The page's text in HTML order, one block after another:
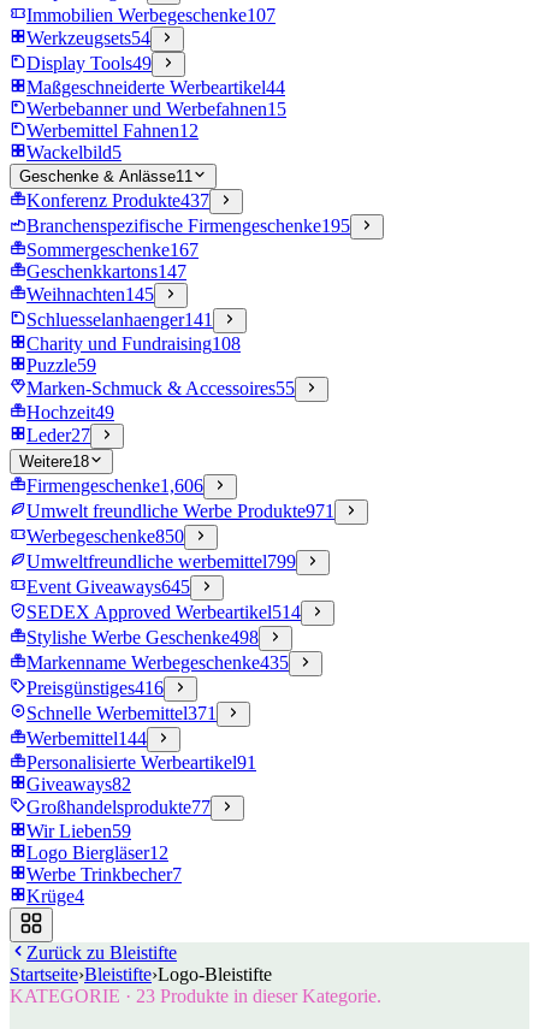
Immobilien Werbegeschenke107
Werkzeugsets54
Display Tools49
Maßgeschneiderte Werbeartikel44
Werbebanner und Werbefahnen15
Werbemittel Fahnen12
Wackelbild5
Geschenke & Anlässe11
Konferenz Produkte437
Branchenspezifische Firmengeschenke195
Sommergeschenke167
Geschenkkartons147
Weihnachten145
Schluesselanhaenger141
Charity und Fundraising108
Puzzle59
Marken-Schmuck & Accessoires55
Hochzeit49
Leder27
Weitere18
Firmengeschenke1,606
Umwelt freundliche Werbe Produkte971
Werbegeschenke850
Umweltfreundliche werbemittel799
Event Giveaways645
SEDEX Approved Werbeartikel514
Stylishe Werbe Geschenke498
Markenname Werbegeschenke435
Preisgünstiges416
Schnelle Werbemittel371
Werbemittel144
Personalisierte Werbeartikel91
Giveaways82
Großhandelsprodukte77
Wir Lieben59
Logo Biergläser12
Werbe Trinkbecher7
Krüge4
Zurück zu Bleistifte
Startseite›Bleistifte›Logo-Bleistifte
KATEGORIE · 23 Produkte in dieser Kategorie.